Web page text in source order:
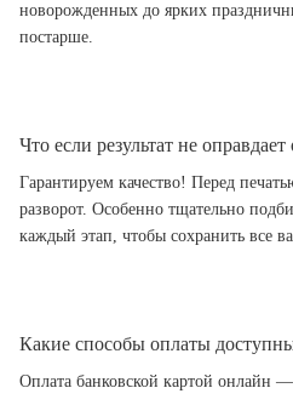
новорожденных до ярких
постарше.
Что если результат не
Гарантируем качество! Перед
разворот. Особенно тщательно
каждый этап, чтобы сохранить все
Какие способы оплаты
Оплата банковской картой онлайн